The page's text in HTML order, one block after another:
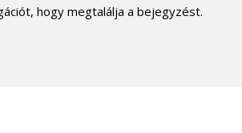
hogy megtalálja a bejegyzést.